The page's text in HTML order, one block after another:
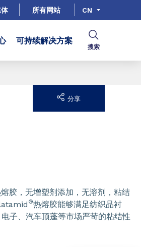
所有网站 CN
可持续解决方案
搜索
分享
胶，无增塑剂添加，无溶剂，粘结
®热熔胶能够满足纺织品衬
子、汽车顶蓬等市场严苛的粘结性